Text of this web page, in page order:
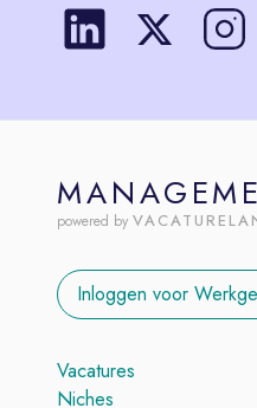
powered by
Inloggen voor
Vacatures
Niches